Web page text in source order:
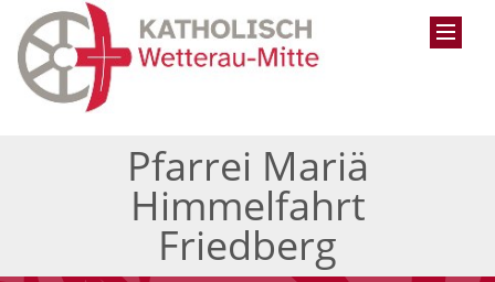
Pfarrei Mariä
Himmelfahrt
Friedberg